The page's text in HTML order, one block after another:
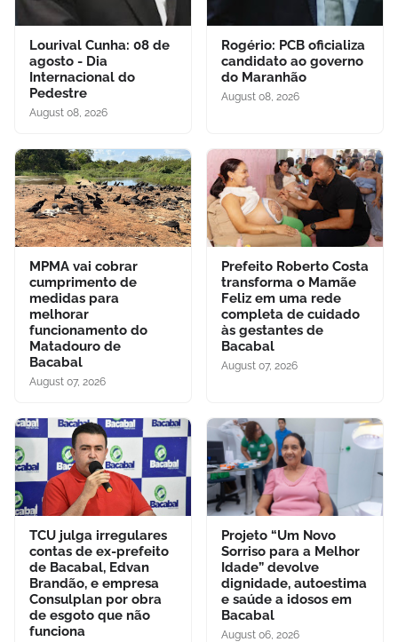
Lourival Cunha: 08 de
agosto - Dia
Internacional do
Pedestre
August 08, 2026
Rogério: PCB oficializa
candidato ao governo
do Maranhão
August 08, 2026
MPMA vai cobrar
cumprimento de
medidas para
melhorar
funcionamento do
Matadouro de
Bacabal
August 07, 2026
Prefeito Roberto Costa
transforma o Mamãe
Feliz em uma rede
completa de cuidado
às gestantes de
Bacabal
August 07, 2026
TCU julga irregulares
contas de ex-prefeito
de Bacabal, Edvan
Brandão, e empresa
Consulplan por obra
de esgoto que não
funciona
Projeto “Um Novo
Sorriso para a Melhor
Idade” devolve
dignidade, autoestima
e saúde a idosos em
Bacabal
August 06, 2026